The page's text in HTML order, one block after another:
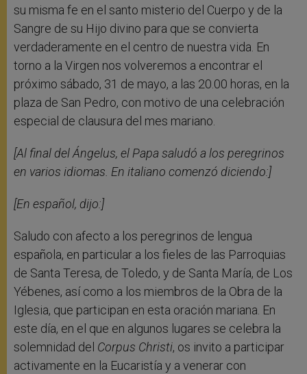
su misma fe en el santo misterio del Cuerpo y de la
Sangre de su Hijo divino para que se convierta
verdaderamente en el centro de nuestra vida. En
torno a la Virgen nos volveremos a encontrar el
próximo sábado, 31 de mayo, a las 20.00 horas, en la
plaza de San Pedro, con motivo de una celebración
especial de clausura del mes mariano.
[Al final del Ángelus, el Papa saludó a los peregrinos
en varios idiomas. En italiano comenzó diciendo:]
[En español, dijo:]
Saludo con afecto a los peregrinos de lengua
española, en particular a los fieles de las Parroquias
de Santa Teresa, de Toledo, y de Santa María, de Los
Yébenes, así como a los miembros de la Obra de la
Iglesia, que participan en esta oración mariana. En
este día, en el que en algunos lugares se celebra la
solemnidad del Corpus Christi, os invito a participar
activamente en la Eucaristía y a venerar con